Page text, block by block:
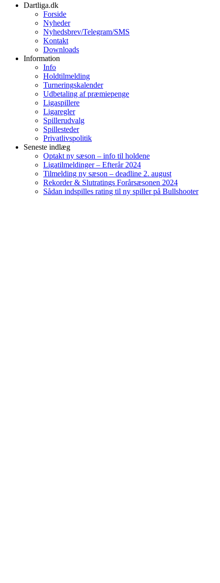
Dartliga.dk
Forside
Nyheder
Nyhedsbrev/Telegram/SMS
Kontakt
Downloads
Information
Info
Holdtilmelding
Turneringskalender
Udbetaling af præmiepenge
Ligaspillere
Ligaregler
Spillerudvalg
Spillesteder
Privatlivspolitik
Seneste indlæg
Optakt ny sæson – info til holdene
Ligatilmeldinger – Efterår 2024
Tilmelding ny sæson – deadline 2. august
Rekorder & Slutratings Forårsæsonen 2024
Sådan indspilles rating til ny spiller på Bullshooter